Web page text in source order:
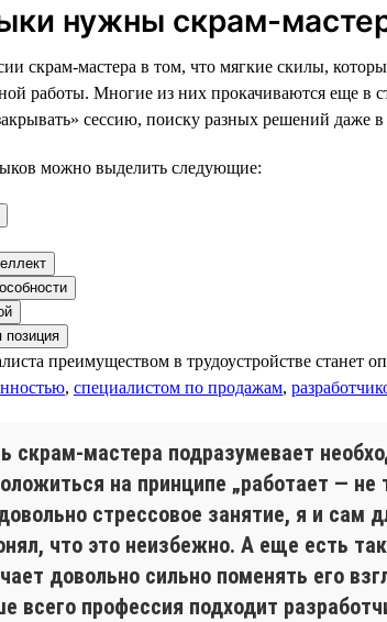
нужны скрам-
скрам-мастера в том, что мягкие скилы,
работы. Многие из них прокачиваются еще в
сессию, поиску разных решений даже в
можно выделить следующие:
позиция
преимуществом в трудоустройстве станет
, специалистом по продажам,
скрам-мастера подразумевает
на принципе „работает —
стрессовое занятие, я и сам
что это неизбежно. А еще есть
довольно сильно поменять его
всего профессия подходит